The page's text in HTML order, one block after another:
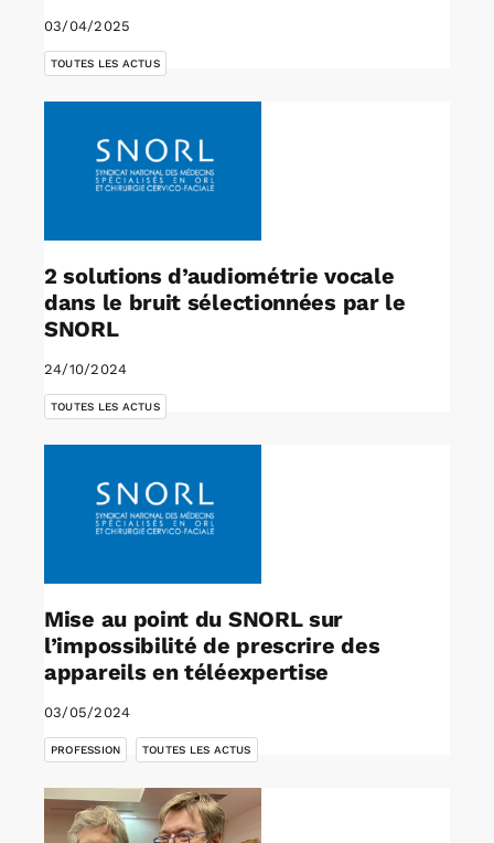
03/04/2025
TOUTES LES ACTUS
2 solutions d’audiométrie vocale
dans le bruit sélectionnées par le
SNORL
24/10/2024
TOUTES LES ACTUS
Mise au point du SNORL sur
l’impossibilité de prescrire des
appareils en téléexpertise
03/05/2024
PROFESSION
,
TOUTES LES ACTUS